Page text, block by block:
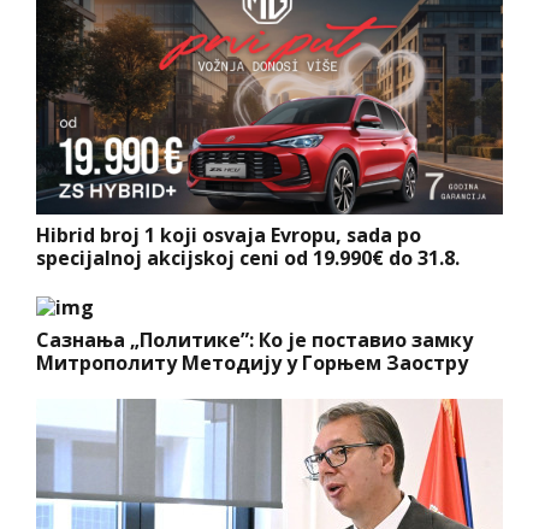
Hibrid broj 1 koji osvaja Evropu, sada po
specijalnoj akcijskoj ceni od 19.990€ do 31.8.
Сазнања „Политике”: Ко је поставио замку
Митрополиту Методију у Горњем Заостру